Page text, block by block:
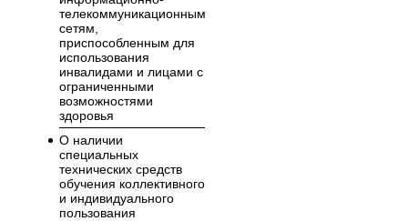
телекоммуникационным
сетям,
приспособленным для
использования
инвалидами и лицами с
ограниченными
возможностями
здоровья
О наличии
специальных
технических средств
обучения коллективного
и индивидуального
пользования